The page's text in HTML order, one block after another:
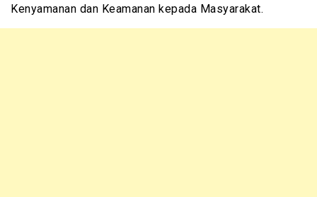
Kenyamanan dan Keamanan kepada Masyarakat.